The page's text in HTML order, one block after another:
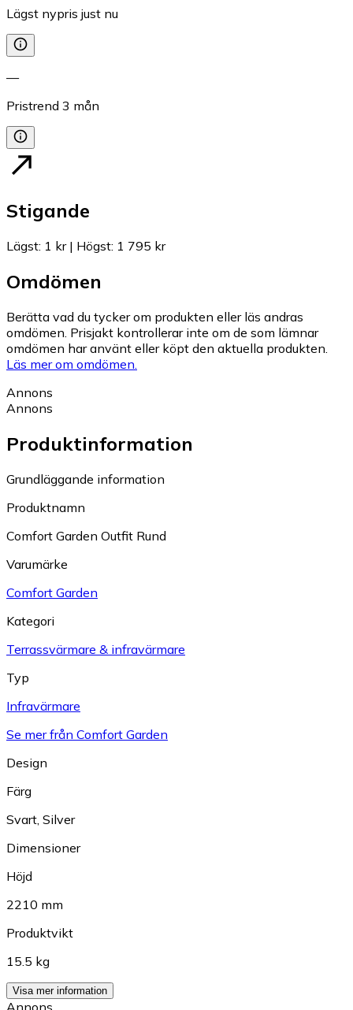
Lägst nypris just nu
—
Pristrend 3 mån
Stigande
Lägst: 1 kr| Högst: 1 795 kr
Omdömen
Berätta vad du tycker om produkten eller läs andras
omdömen. Prisjakt kontrollerar inte om de som lämnar
omdömen har använt eller köpt den aktuella produkten.
Läs mer om omdömen.
Annons
Annons
Produktinformation
Grundläggande information
Produktnamn
Comfort Garden Outfit Rund
Varumärke
Comfort Garden
Kategori
Terrassvärmare & infravärmare
Typ
Infravärmare
Se mer från Comfort Garden
Design
Färg
Svart Silver
Dimensioner
Höjd
2210 mm
Produktvikt
15.5 kg
Visa mer information
Annons